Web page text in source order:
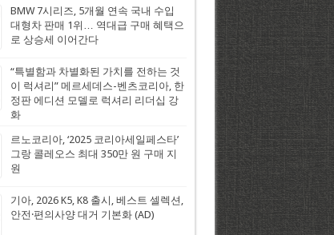
BMW 7시리즈, 5개월 연속 국내 수입
대형차 판매 1위… 역대급 구매 혜택으
로 상승세 이어간다
“특별함과 차별화된 가치를 전하는 것
이 럭셔리” 메르세데스-벤츠코리아, 한
정판 에디션 모델로 럭셔리 리더십 강
화
르노코리아, ‘2025 코리아세일페스타’
그랑 콜레오스 최대 350만 원 구매 지
원
기아, 2026 K5, K8 출시, 베스트 셀렉션,
안전·편의사양 대거 기본화 (AD)